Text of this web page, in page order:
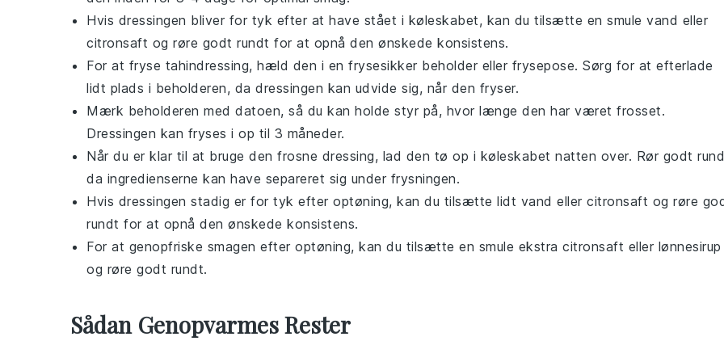
Hvis dressingen bliver for tyk efter at have stået i køleskabet, kan du tilsætte en smule vand eller
citronsaft og røre godt rundt for at opnå den ønskede konsistens.
For at fryse tahindressing, hæld den i en frysesikker beholder eller frysepose. Sørg for at efterlade
lidt plads i beholderen, da dressingen kan udvide sig, når den fryser.
Mærk beholderen med datoen, så du kan holde styr på, hvor længe den har været frosset.
Dressingen kan fryses i op til 3 måneder.
Når du er klar til at bruge den frosne dressing, lad den tø op i køleskabet natten over. Rør godt
da ingredienserne kan have separeret sig under frysningen.
Hvis dressingen stadig er for tyk efter optøning, kan du tilsætte lidt vand eller citronsaft og røre
rundt for at opnå den ønskede konsistens.
For at genopfriske smagen efter optøning, kan du tilsætte en smule ekstra citronsaft eller lønnesirup
og røre godt rundt.
Sådan Genopvarmes Rester